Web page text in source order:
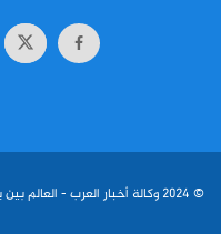
© 2024 وكالة أخبار العرب - العالم